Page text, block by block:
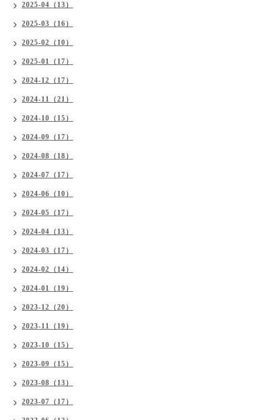
2025-04（13）
2025-03（16）
2025-02（10）
2025-01（17）
2024-12（17）
2024-11（21）
2024-10（15）
2024-09（17）
2024-08（18）
2024-07（17）
2024-06（10）
2024-05（17）
2024-04（13）
2024-03（17）
2024-02（14）
2024-01（19）
2023-12（20）
2023-11（19）
2023-10（15）
2023-09（15）
2023-08（13）
2023-07（17）